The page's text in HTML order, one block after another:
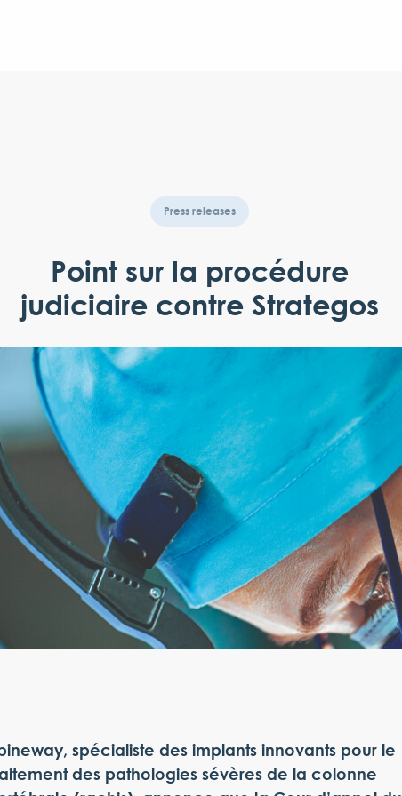
Press releases
Point sur la procédure
judiciaire contre Strategos
spécialiste des implants innovants pour le
des pathologies sévères de la colonne